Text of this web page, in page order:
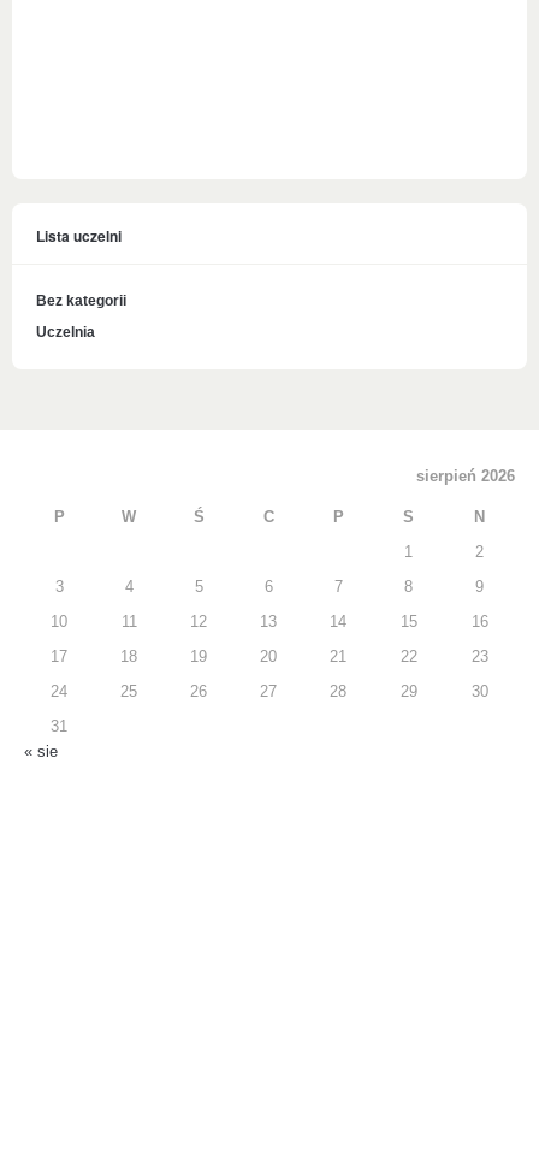
Lista uczelni
Bez kategorii
Uczelnia
sierpień 2026
P W Ś C P S N
1 2
3 4 5 6 7 8 9
10 11 12 13 14 15 16
17 18 19 20 21 22 23
24 25 26 27 28 29 30
31
« sie